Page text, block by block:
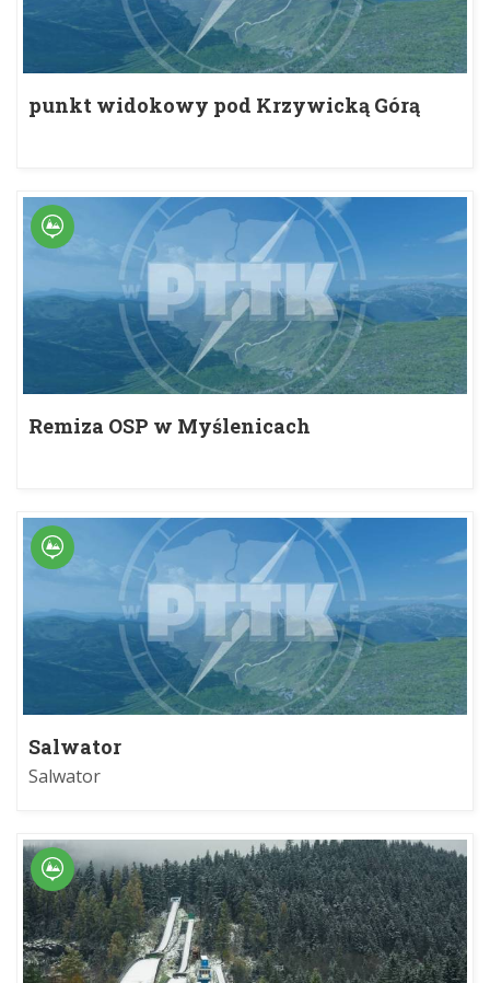
punkt widokowy pod Krzywicką Górą
Remiza OSP w Myślenicach
Salwator
Salwator